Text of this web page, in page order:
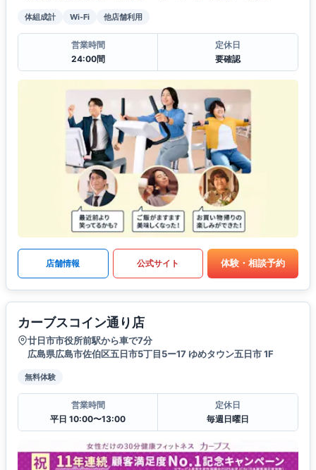
体組成計 Wi-Fi 他店舗利用
営業時間
24:00間
定休日
要確認
店舗情報 公式サイト 体験・相談予約
カーブスコイン通り店
廿日市市役所前駅から車で7分
広島県広島市佐伯区五日市5丁目5ー17 ゆめタウン五日市 1F
無料体験
営業時間
平日 10:00〜13:00
定休日
毎週日曜日